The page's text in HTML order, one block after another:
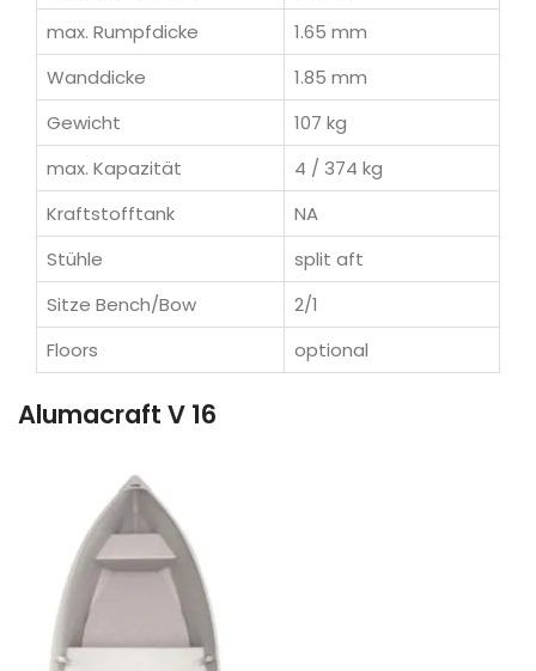
max. Rumpfdicke
1.65 mm
Wanddicke
1.85 mm
Gewicht
107 kg
max. Kapazität
4 / 374 kg
Kraftstofftank
NA
Stühle
split aft
Sitze Bench/Bow
2/1
Floors
optional
Alumacraft V 16